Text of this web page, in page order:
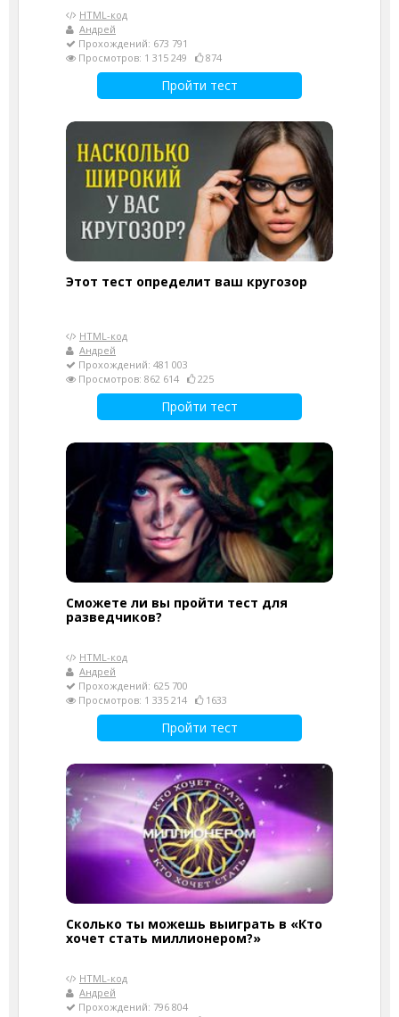
HTML-код
Андрей
Прохождений: 673 791
Просмотров: 1 315 249
874
Пройти тест
Этот тест определит ваш кругозор
HTML-код
Андрей
Прохождений: 481 003
Просмотров: 862 614
225
Пройти тест
Сможете ли вы пройти тест для
разведчиков?
HTML-код
Андрей
Прохождений: 625 700
Просмотров: 1 335 214
1633
Пройти тест
Сколько ты можешь выиграть в «Кто
хочет стать миллионером?»
HTML-код
Андрей
Прохождений: 796 804